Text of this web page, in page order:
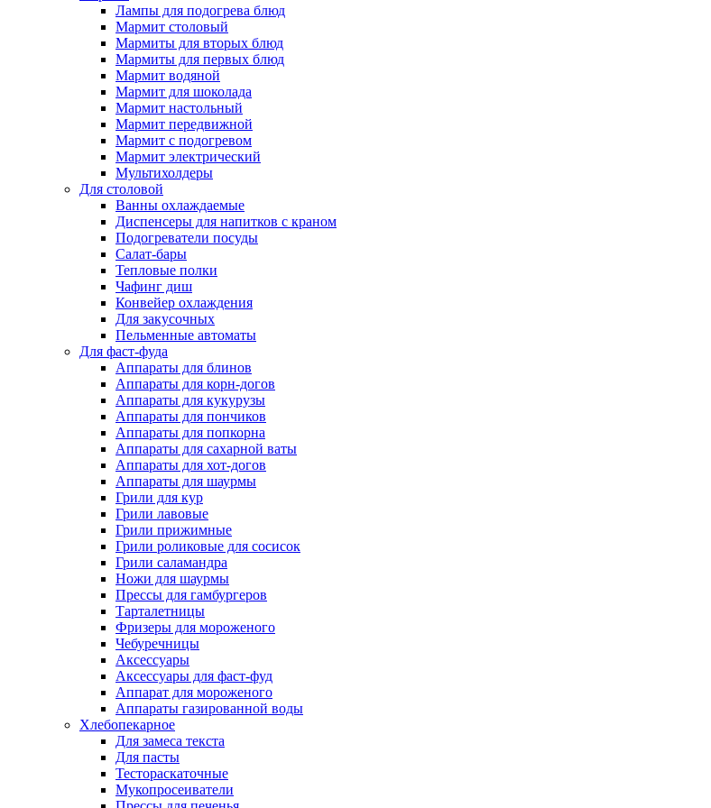
Лампы для подогрева блюд
Мармит столовый
Мармиты для вторых блюд
Мармиты для первых блюд
Мармит водяной
Мармит для шоколада
Мармит настольный
Мармит передвижной
Мармит с подогревом
Мармит электрический
Мультихолдеры
Для столовой
Ванны охлаждаемые
Диспенсеры для напитков с краном
Подогреватели посуды
Салат-бары
Тепловые полки
Чафинг диш
Конвейер охлаждения
Для закусочных
Пельменные автоматы
Для фаст-фуда
Аппараты для блинов
Аппараты для корн-догов
Аппараты для кукурузы
Аппараты для пончиков
Аппараты для попкорна
Аппараты для сахарной ваты
Аппараты для хот-догов
Аппараты для шаурмы
Грили для кур
Грили лавовые
Грили прижимные
Грили роликовые для сосисок
Грили саламандра
Ножи для шаурмы
Прессы для гамбургеров
Тарталетницы
Фризеры для мороженого
Чебуречницы
Аксессуары
Аксессуары для фаст-фуд
Аппарат для мороженого
Аппараты газированной воды
Хлебопекарное
Для замеса текста
Для пасты
Тестораскаточные
Мукопросеиватели